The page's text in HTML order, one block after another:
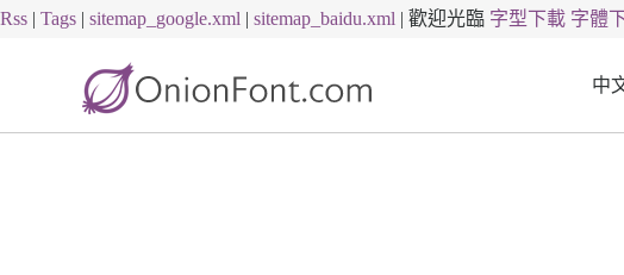
Rss | Tags | sitemap_google.xml | sitemap_baidu.xml | 歡迎光臨 字型下載 字體
中